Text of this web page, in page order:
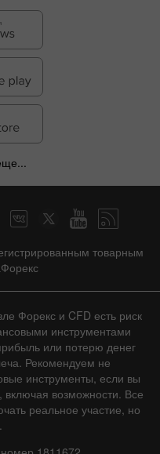
товарным
Форекс и CFD есть риск
инструментами
или потерю денег
Рекомендуем не
инструменты, если вы
включая возможности. Все
реальное участие, но